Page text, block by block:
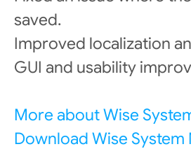
saved.
Improved localization
GUI and usability
More about Wise
Download Wise